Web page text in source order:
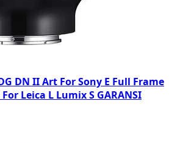
DN II Art For Sony E Full Frame
Leica L Lumix S GARANSI